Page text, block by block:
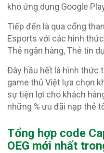
kho ứng dụng Google
Tiếp đến là qua cổng
Esports với các hình
Thẻ ngân hàng, Thẻ tín
Đây hầu hết là hình thức
game thủ Việt lựa chọn
sự tiện lợi cho khách
những % ưu đãi nạp thẻ
Tổng hợp code
OEG mới nhất